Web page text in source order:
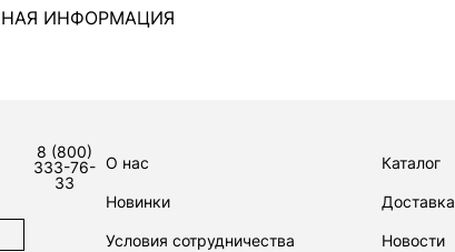
ИНФОРМАЦИЯ
О нас Каталог
Новинки Доставка
Условия сотрудничества Новости
8 (800)
333-76-
33